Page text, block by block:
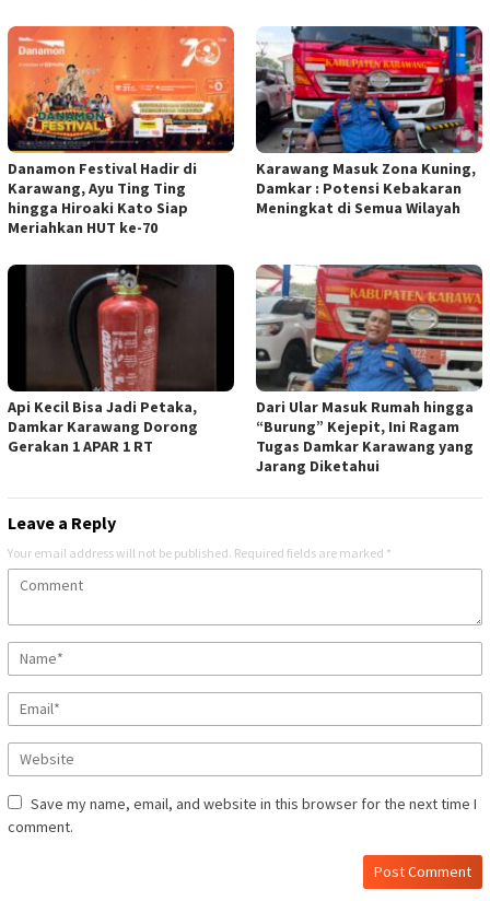
Danamon Festival Hadir di
Karawang, Ayu Ting Ting
hingga Hiroaki Kato Siap
Meriahkan HUT ke-70
Karawang Masuk Zona Kuning,
Damkar : Potensi Kebakaran
Meningkat di Semua Wilayah
Api Kecil Bisa Jadi Petaka,
Damkar Karawang Dorong
Gerakan 1 APAR 1 RT
Dari Ular Masuk Rumah hingga
“Burung” Kejepit, Ini Ragam
Tugas Damkar Karawang yang
Jarang Diketahui
Leave a Reply
Your email address will not be published. Required fields are marked *
Save my name, email, and website in this browser for the next time I
comment.